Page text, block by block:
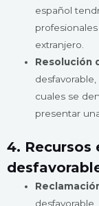
español
extranjero.
Resolución
cuales se
presentar
4. Recursos